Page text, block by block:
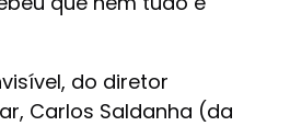
do diretor
Carlos Saldanha (da